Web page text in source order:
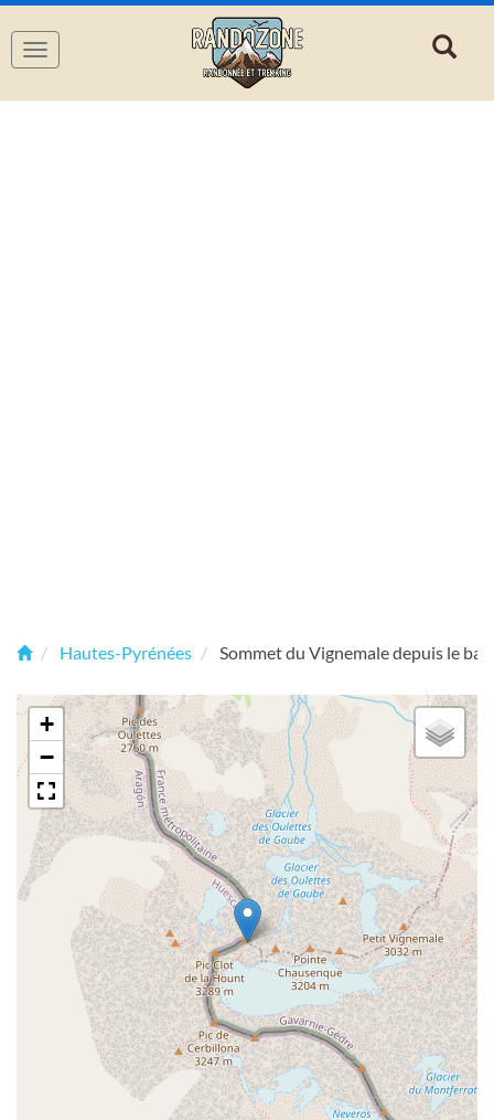
Navigation
Hautes-Pyrénées Sommet du Vignemale depuis le
+
−